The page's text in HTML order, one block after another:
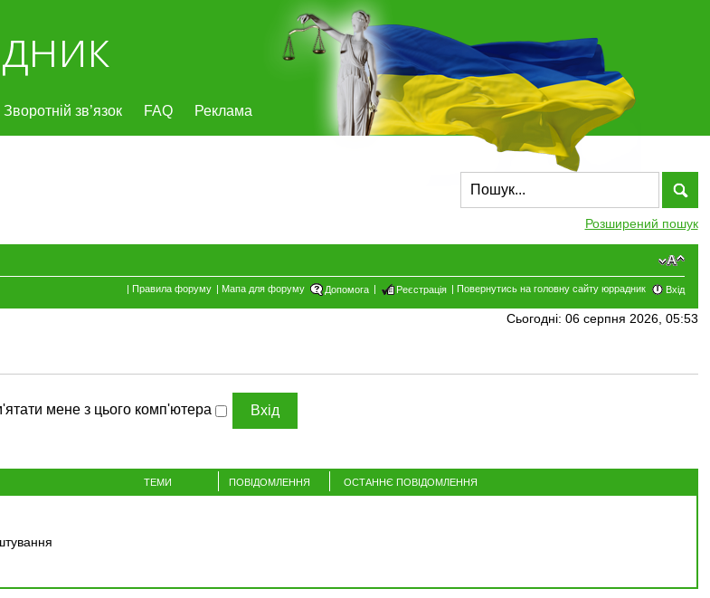
Зворотній зв’язок FAQ Реклама
Розширений пошук
| Правила форуму | Мапа для форуму Допомога | Реєстрація | Повернутись на головну сайту юррадник Вхід
Сьогодні: 06 серпня 2026, 05:53
мене з цього комп'ютера
ТЕМИ ПОВІДОМЛЕННЯ ОСТАННЄ ПОВІДОМЛЕННЯ